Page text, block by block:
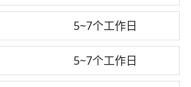
5~7个工作日
5~7个工作日